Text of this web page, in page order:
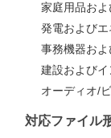
家庭用品お
発電および
事務機器お
建設およびイ
オーディオ/
対応ファイル